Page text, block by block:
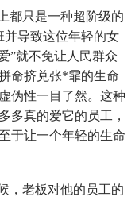
都只是一种超阶级的
导致这位年轻的女
”就不免让人民群众
命挤兑张*霏的生命
伪性一目了然。这种
多真的爱它的员工，
于让一个年轻的生命
，老板对他的员工的